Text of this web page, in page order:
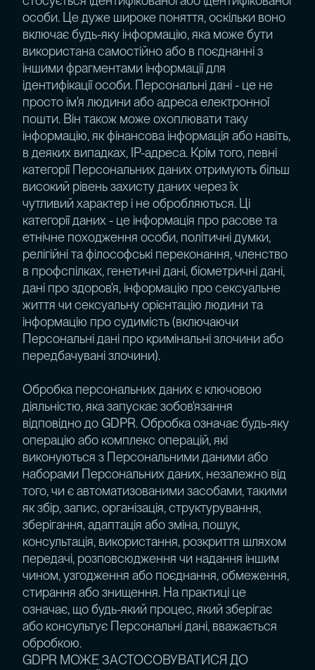
особи. Це дуже широке поняття, оскільки воно
включає будь-яку інформацію, яка може бути
використана самостійно або в поєднанні з
іншими фрагментами інформації для
ідентифікації особи. Персональні дані - це не
просто ім'я людини або адреса електронної
пошти. Він також може охоплювати таку
інформацію, як фінансова інформація або навіть,
в деяких випадках, IP-адреса. Крім того, певні
категорії Персональних даних отримують більш
високий рівень захисту даних через їх
чутливий характер і не обробляються. Ці
категорії даних - це інформація про расове та
етнічне походження особи, політичні думки,
релігійні та філософські переконання, членство
в профспілках, генетичні дані, біометричні дані,
дані про здоров'я, інформацію про сексуальне
життя чи сексуальну орієнтацію людини та
інформацію про судимість (включаючи
Персональні дані про кримінальні злочини або
передбачувані злочини).
Обробка персональних даних є ключовою
діяльністю, яка запускає зобов'язання
відповідно до GDPR. Обробка означає будь-яку
операцію або комплекс операцій, які
виконуються з Персональними даними або
наборами Персональних даних, незалежно від
того, чи є автоматизованими засобами, такими
як збір, запис, організація, структурування,
зберігання, адаптація або зміна, пошук,
консультація, використання, розкриття шляхом
передачі, розповсюдження чи надання іншим
чином, узгодження або поєднання, обмеження,
стирання або знищення. На практиці це
означає, що будь-який процес, який зберігає
або консультує Персональні дані, вважається
обробкою.
GDPR МОЖЕ ЗАСТОСОВУВАТИСЯ ДО